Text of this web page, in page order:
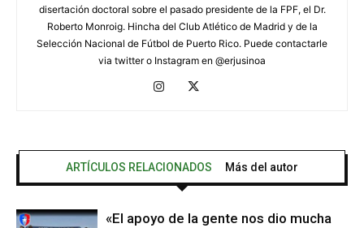
disertación doctoral sobre el pasado presidente de la FPF, el Dr.
Roberto Monroig. Hincha del Club Atlético de Madrid y de la
Selección Nacional de Fútbol de Puerto Rico. Puede contactarle
via twitter o Instagram en @erjusinoa
ARTÍCULOS RELACIONADOS Más del autor
«El apoyo de la gente nos dio mucha